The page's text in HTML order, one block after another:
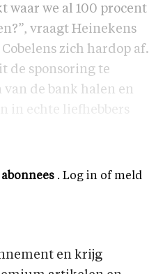
waar we al 100 procent
vraagt Heinekens
zich hardop af.
de sponsoring te
de bank halen en
in echte liefhebbers
. Log in of meld
en krijg